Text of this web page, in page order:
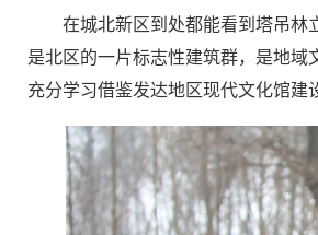
在城北新区到处都能看到塔吊林
是北区的一片标志性建筑群，是地域
充分学习借鉴发达地区现代文化馆